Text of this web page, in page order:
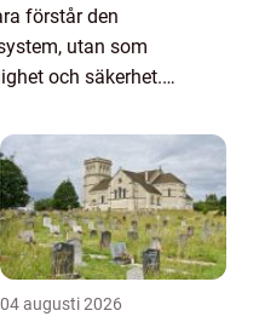
förstår den
utan som
och säkerhet. I
04 augusti 2026